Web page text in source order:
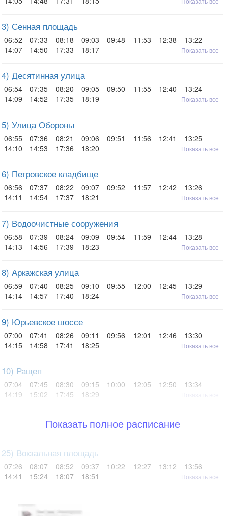
3) Сенная площадь
06:52 07:33 08:18 09:03 09:48 11:53 12:38
13:22
14:07
14:50 17:33 18:17 Показать все
4) Десятинная улица
06:54 07:35 08:20 09:05 09:50 11:55 12:40
13:24
14:09
14:52 17:35 18:19 Показать все
5) Улица Обороны
06:55 07:36 08:21 09:06 09:51 11:56 12:41
13:25
14:10
14:53 17:36 18:20 Показать все
6) Петровское кладбище
06:56 07:37 08:22 09:07 09:52 11:57 12:42
13:26
14:11
14:54 17:37 18:21 Показать все
7) Водоочистные сооружения
06:58 07:39 08:24 09:09 09:54 11:59 12:44
13:28
14:13
14:56 17:39 18:23 Показать все
8) Аркажская улица
06:59 07:40 08:25 09:10 09:55 12:00 12:45
13:29
14:14
14:57 17:40 18:24 Показать все
9) Юрьевское шоссе
07:00 07:41 08:26 09:11 09:56 12:01 12:46
13:30
14:15
14:58 17:41 18:25 Показать все
10) Ращеп
07:04 07:45 08:30 09:15 10:00 12:05 12:50
13:34
14:19
15:02 17:45 18:29
Показать полное расписание
25) Вокзальная площадь
07:26 08:07 08:52 09:37 10:22 12:27 13:12
13:56
14:41
15:24 18:07 18:51 Показать все